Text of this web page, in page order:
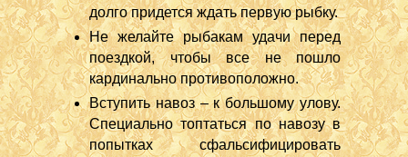
долго придется ждать первую рыбку.
Не желайте рыбакам удачи перед
поездкой, чтобы все не пошло
кардинально противоположно.
Вступить навоз – к большому улову.
Специально топтаться по навозу в
попытках сфальсифицировать